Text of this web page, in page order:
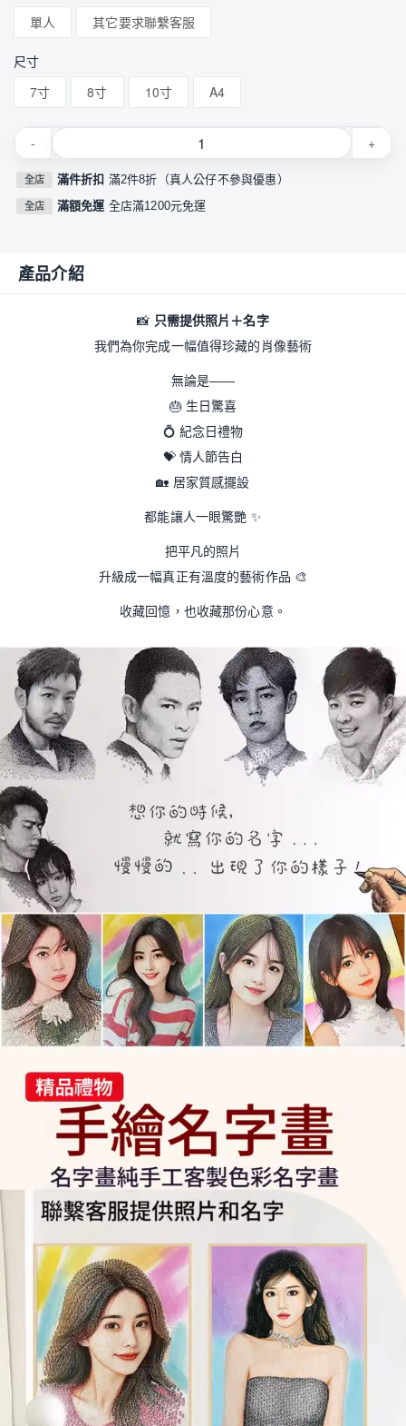
單人 其它要求聯繫客服
尺寸
7寸 8寸 10寸 A4
- +
全店 滿件折扣 滿2件8折（真人公仔不參與優惠）
全店 滿額免運 全店滿1200元免運
產品介紹
📸 只需提供照片＋名字
我們為你完成一幅值得珍藏的肖像藝術
無論是——
🎂生日驚喜
💍 紀念日禮物
💝情人節告白
🏡 居家質感擺設
都能讓人一眼驚艷 ✨
把平凡的照片
升級成一幅真正有溫度的藝術作品 🎨
收藏回憶，也收藏那份心意。